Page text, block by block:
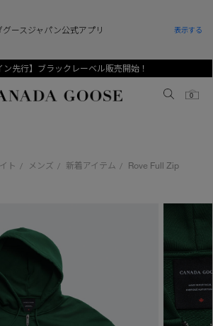
ン先行】ブラックレーベル販売開始！
Canada Goose
0
ダー
グコレクション
ラー
レクション
コレクション
ラー
レクション
コレクション
2‐7歳)
6＋歳)
ョン
GOOSE Generationsは、アウター
の下取り・再販を通じて、長く愛される製
値を受け継いでいきます。
イブの希少なピースもご覧いただけます。
ト / メンズ / 新着アイテム /
Rove Full Zip
グースジャパン公式アプリ 表示する